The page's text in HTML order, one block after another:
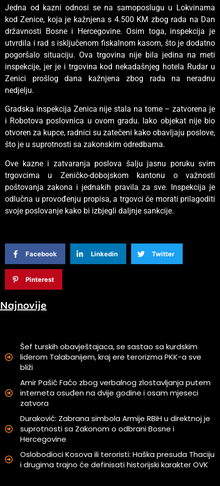
Jedna od kazni odnosi se na samoposlugu u Lokvinama
kod Zenice, koja je kažnjena s 4.500 KM zbog rada na Dan
državnosti Bosne i Hercegovine. Osim toga, inspekcija je
utvrdila i rad s isključenom fiskalnom kasom, što je dodatno
pogoršalo situaciju. Ova trgovina nije bila jedina na meti
inspekcije, jer je i trgovina kod nekadašnjeg hotela Rudar u
Zenici prošlog dana kažnjena zbog rada na neradnu
nedjelju.
Gradska inspekcija Zenica nije stala na tome – zatvorena je
i Robotova poslovnica u ovom gradu. Iako objekat nije bio
otvoren za kupce, radnici su zatečeni kako obavljaju poslove,
što je u suprotnosti sa zakonskim odredbama.
Ove kazne i zatvaranja poslova šalju jasnu poruku svim
trgovcima u Zeničko-dobojskom kantonu o važnosti
poštovanja zakona i jednakih pravila za sve. Inspekcija je
odlučna u provođenju propisa, a trgovci će morati prilagoditi
svoje poslovanje kako bi izbjegli daljnje sankcije.
Facebook Linkedin Twitter
Pinterest
Najnovije
Šef turskih obavještajaca, se sastao sa kurdskim
liderom Talabanijem, kraj ere terorizma PKK-a sve
bliži
Amir Pašić Faćo zbog verbalnog zlostavljanja putem
interneta osuđen na dvije godine i osam mjeseci
zatvora
Duraković: Zabrana simbola Armije RBiH u direktnoj je
suprotnosti sa Zakonom o odbrani Bosne i
Hercegovine
Oslobodioci Kosova ili teroristi: Haška presuda Thaciju
i drugima trajno će definisati historijski karakter OVK